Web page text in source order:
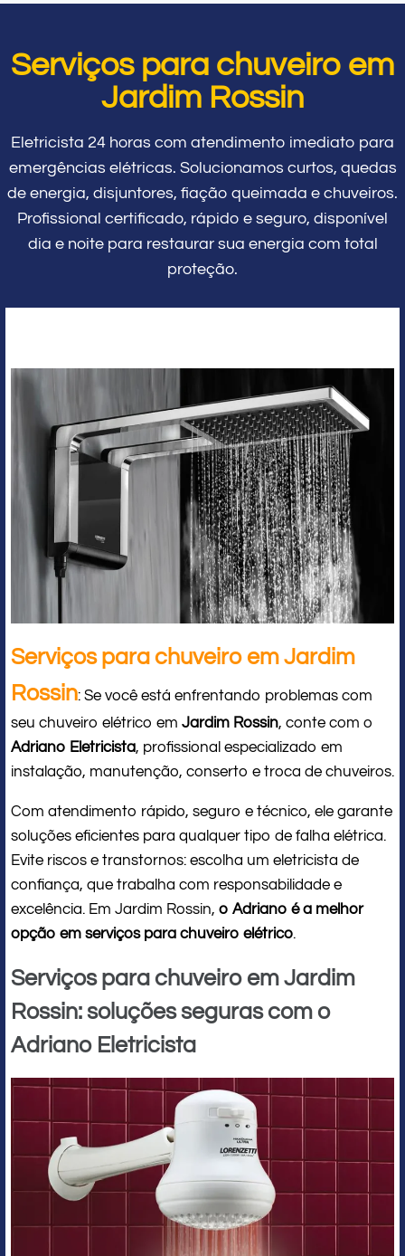
Serviços para chuveiro em
Jardim Rossin
Eletricista 24 horas com atendimento imediato para
emergências elétricas. Solucionamos curtos, quedas
de energia, disjuntores, fiação queimada e chuveiros.
Profissional certificado, rápido e seguro, disponível
dia e noite para restaurar sua energia com total
proteção.
Serviços para chuveiro em Jardim
Rossin: Se você está enfrentando problemas com
seu chuveiro elétrico em Jardim Rossin, conte com o
Adriano Eletricista, profissional especializado em
instalação, manutenção, conserto e troca de chuveiros.
Com atendimento rápido, seguro e técnico, ele garante
soluções eficientes para qualquer tipo de falha elétrica.
Evite riscos e transtornos: escolha um eletricista de
confiança, que trabalha com responsabilidade e
excelência. Em Jardim Rossin, o Adriano é a melhor
opção em serviços para chuveiro elétrico.
Serviços para chuveiro em Jardim
Rossin: soluções seguras com o
Adriano Eletricista